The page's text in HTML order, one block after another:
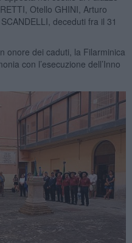
Otello GHINI, Arturo
deceduti fra il 31
onore dei caduti, la Filarminica
con l’esecuzione dell’Inno